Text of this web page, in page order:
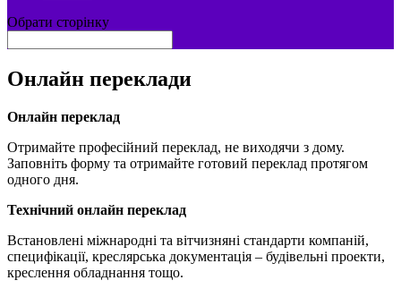
Обрати сторінку
Онлайн переклади
Онлайн переклад
Отримайте професійний переклад, не виходячи з дому.
Заповніть форму та отримайте готовий переклад протягом
одного дня.
Технічний онлайн переклад
Встановлені міжнародні та вітчизняні стандарти компаній,
специфікації, креслярська документація – будівельні проекти,
креслення обладнання тощо.